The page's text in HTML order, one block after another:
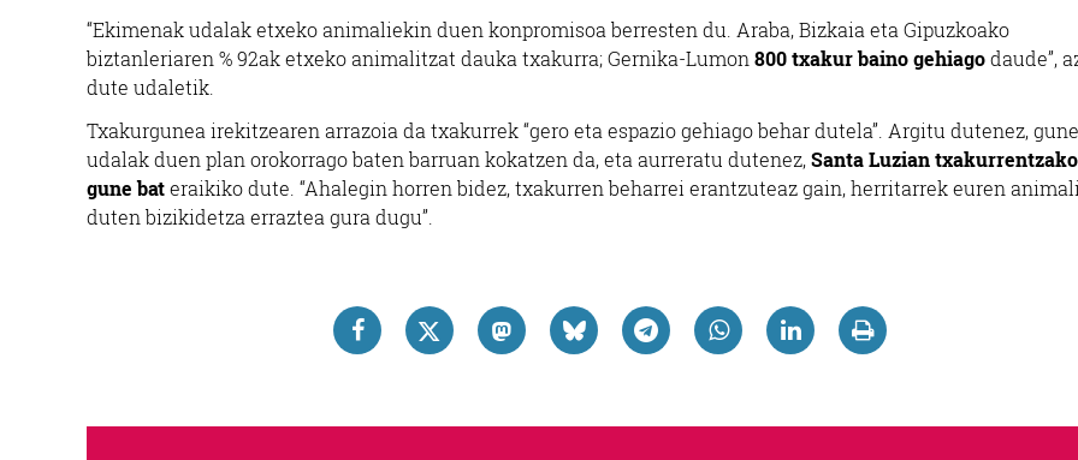
“Ekimenak udalak etxeko animaliekin duen konpromisoa berresten du. Araba, Bizkaia eta Gipuzkoako
biztanleriaren % 92ak etxeko animalitzat dauka txakurra; Gernika-Lumon 800 txakur baino gehiagodaude”,
dute udaletik.
Txakurgunea irekitzearen arrazoia da txakurrek “gero eta espazio gehiago behar dutela”. Argitu dutenez,
udalak duen plan orokorrago baten barruan kokatzen da, eta aurreratu dutenez,Santa Luzian
gune bateraikiko dute. “Ahalegin horren bidez, txakurren beharrei erantzuteaz gain, herritarrek euren
duten bizikidetza erraztea gura dugu”.